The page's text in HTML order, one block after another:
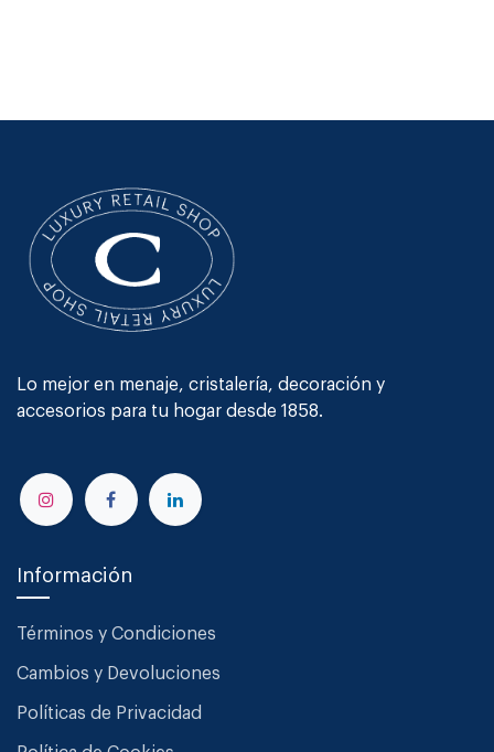
Lo mejor en menaje, cristalería, decoración y
accesorios para tu hogar desde 1858.
Información
Términos y Condiciones
Cambios y Devoluciones
Políticas de Privacidad